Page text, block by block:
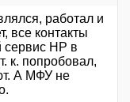
работал и
все контакты
сервис HP в
к. попробовал,
А МФУ не